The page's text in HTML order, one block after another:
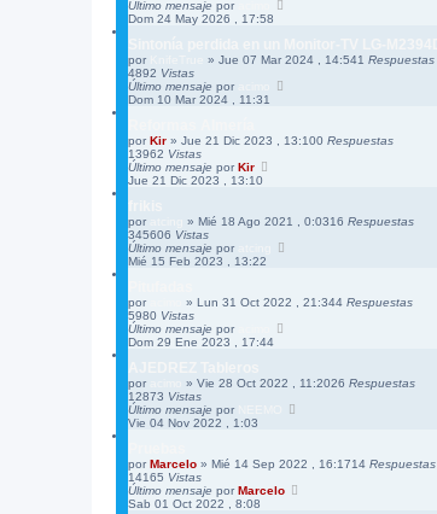
Último mensaje por
Dom 24 May 2026 , 17:58
por » Jue 07 Mar 2024 , 14:541 Respuestas
4892 Vistas
Último mensaje por
Dom 10 Mar 2024 , 11:31
por Kir » Jue 21 Dic 2023 , 13:100 Respuestas
13962 Vistas
Último mensaje por Kir
Jue 21 Dic 2023 , 13:10
por » Mié 18 Ago 2021 , 0:0316 Respuestas
345606 Vistas
Último mensaje por
Mié 15 Feb 2023 , 13:22
por » Lun 31 Oct 2022 , 21:344 Respuestas
5980 Vistas
Último mensaje por
Dom 29 Ene 2023 , 17:44
por » Vie 28 Oct 2022 , 11:2026 Respuestas
12873 Vistas
Último mensaje por
Vie 04 Nov 2022 , 1:03
por Marcelo » Mié 14 Sep 2022 , 16:1714 Respuestas
14165 Vistas
Último mensaje por Marcelo
Sab 01 Oct 2022 , 8:08